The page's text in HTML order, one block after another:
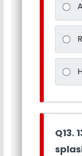
Q13.